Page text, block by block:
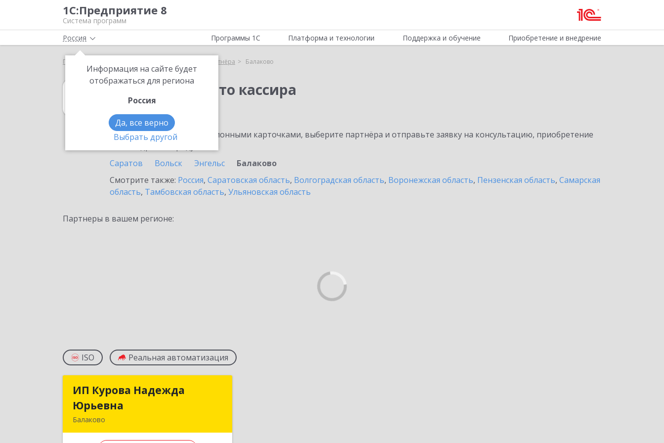
1С:Предприятие 8
Система программ
Россия
Информация на сайте будет
отображаться для региона
Россия
Да, все верно
Выбрать другой
Программы 1С Платформа и технологии Поддержка и обучение Приобретение и внедрение
Главная Выбор партнёра Балаково
1С:Рабочее место кассира
в Балаково
Ознакомьтесь с информационными карточками, выберите партнёра и отправьте заявку на консультацию, приобретение
Саратов
Вольск Энгельс
Балаково
Смотрите также: Россия, Саратовская область, Волгоградская область, Воронежская область, Пензенская область, Самарская
область, Тамбовская область, Ульяновская область
Партнеры в вашем регионе:
ISO Реальная автоматизация
ИП Курова Надежда
Юрьевна
Балаково
ИП Курова Надежда